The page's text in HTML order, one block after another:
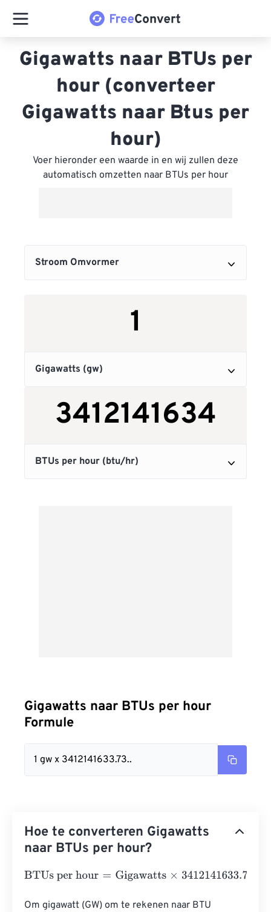
Gigawatts naar BTUs per
hour (converteer
Gigawatts naar Btus per
hour)
Voer hieronder een waarde in en wij zullen deze
automatisch omzetten naar BTUs per hour
Gigawatts naar BTUs per hour
Formule
1 gw x 3412141633.73..
Hoe te converteren Gigawatts
naar BTUs per hour?
BTUs per hour=Gigawatts×3412141633.738
Om gigawatt (GW) om te rekenen naar BTU